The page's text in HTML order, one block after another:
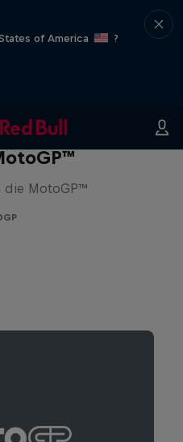
of America
?
die MotoGP™